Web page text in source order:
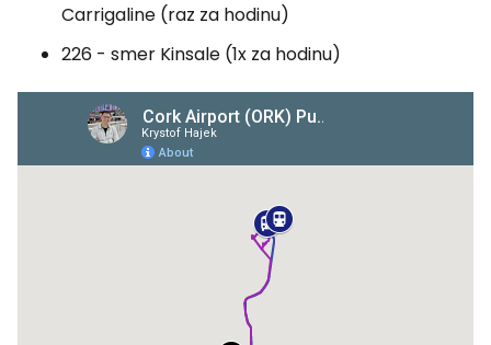
Carrigaline (raz za hodinu)
226 - smer Kinsale (1x za hodinu)